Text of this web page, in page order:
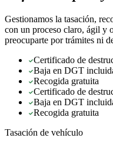
Gestionamos la tasación,
con un proceso claro, ágil y
preocuparte por trámites ni
Certificado de
Baja en DGT
Recogida gratuita
Certificado de
Baja en DGT
Recogida gratuita
Tasación de vehículo